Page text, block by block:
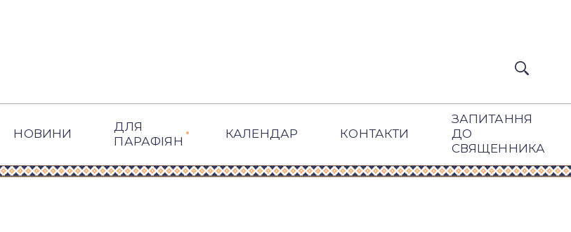
НОВИНИ
ДЛЯ
ПАРАФІЯН
КАЛЕНДАР КОНТАКТИ
ЗАПИТАННЯ
ДО
СВЯЩЕННИКА